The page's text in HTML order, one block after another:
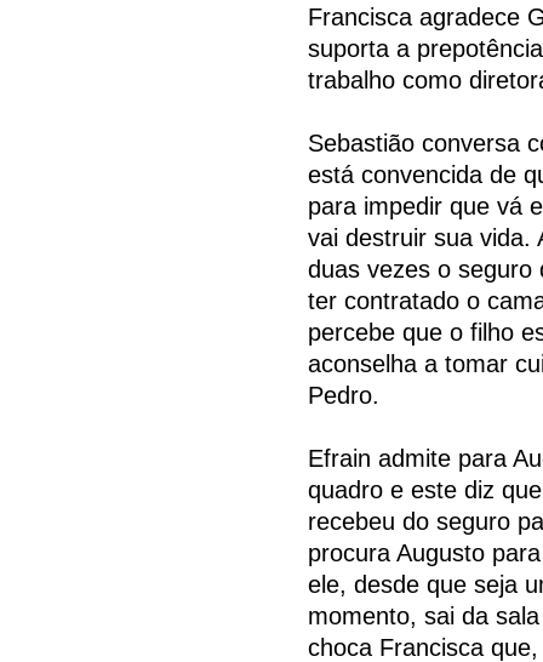
Francisca agradece
suporta a
trabalho como
Sebastião conversa
está convencida de
para impedir que vá
vai destruir sua vida.
duas vezes o seguro
ter contratado o
percebe que o filho
aconselha a tomar
Pedro.
Efrain admite para
quadro e este diz
recebeu do seguro
procura Augusto
ele, desde que seja
momento, sai da
choca Francisca